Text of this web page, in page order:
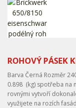
ROHOVÝ PÁSEK
Barva Černá Rozměr
0.898 (kg) spotřeba na
rovnými vytvoří
využijete na rozích